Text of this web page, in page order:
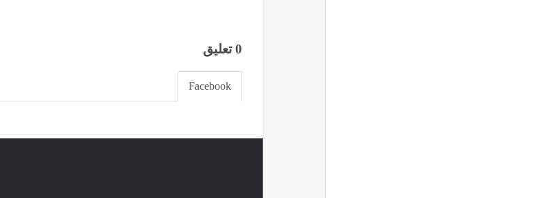
0 تعليق
Facebook